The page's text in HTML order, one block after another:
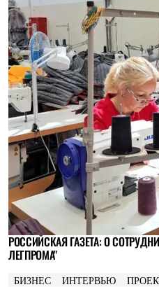
РОССИЙСКАЯ ГАЗЕТА: О
ЛЕГПРОМА"
БИЗНЕС ИНТЕРВЬЮ